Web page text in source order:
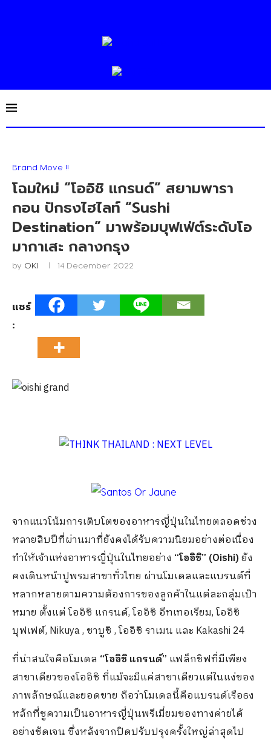
Brand Move !!
โฉมใหม่ “โออิชิ แกรนด์” สยามพารา
กอน ปักธงไฮไลท์ “Sushi
Destination” มาพร้อมบุฟเฟ่ต์ระดับโอ
มากาเสะ กลางกรุง
by OKI 14 December 2022
แชร์
:
จากแนวโน้มการเติบโตของอาหารญี่ปุ่นในไทยตลอดช่วง
หลายสิบปีที่ผ่านมาที่ยังคงได้รับความนิยมอย่างต่อเนื่อง
ทำให้เจ้าแห่งอาหารญี่ปุ่นในไทยอย่าง “โออิชิ” (Oishi)ยัง
คงเดินหน้าปูพรมสาขาทั่วไทย ผ่านโมเดลและแบรนด์ที่
หลากหลายตามความต้องการของลูกค้าในแต่ละกลุ่มเป้า
หมาย ตั้งแต่ โออิชิ แกรนด์, โออิชิ อีทเทอเรียม, โออิชิ
บุฟเฟต์, Nikuya , ชาบูชิ , โออิชิ ราเมน และ Kakashi 24
ที่น่าสนใจคือโมเดล “โออิชิ แกรนด์” แฟล็กชิฟที่มีเพียง
สาขาเดียวของโออิชิ ที่แม้จะมีแค่สาขาเดียวแต่ในแง่ของ
ภาพลักษณ์และยอดขาย ถือว่าโมเดลนี้คือแบรนด์เรือธง
หลักที่ชูความเป็นอาหารญี่ปุ่นพรีเมี่ยมของทางค่ายได้
อย่างชัดเจน ซึ่งหลังจากปิดปรับปรุงครั้งใหญ่ล่าสุดไป